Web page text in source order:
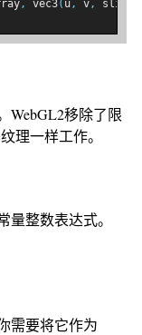
, vec3( u, v, slice
WebGL2移除了限
理一样工作。
量整数表达式。
需要将它作为